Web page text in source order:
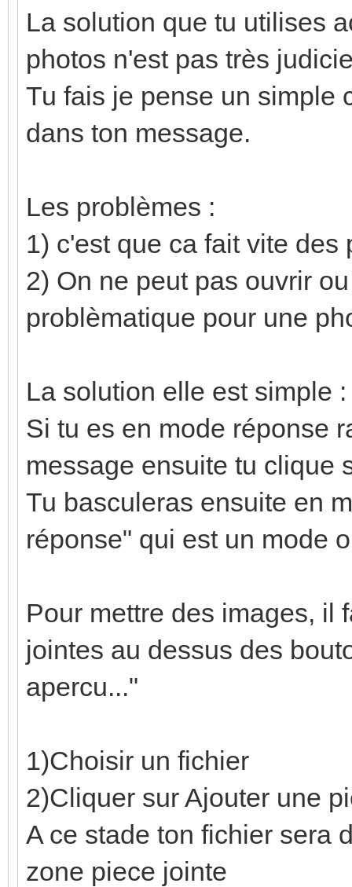
La solution que tu utilises
photos n'est pas très
Tu fais je pense un simple
dans ton message.
Les problèmes :
1) c'est que ca fait vite des
2) On ne peut pas ouvrir
problèmatique pour une
La solution elle est simple :
Si tu es en mode réponse
message ensuite tu clique
Tu basculeras ensuite en
réponse" qui est un mode
Pour mettre des images, il
jointes au dessus des
apercu..."
1)Choisir un fichier
2)Cliquer sur Ajouter une
A ce stade ton fichier sera
zone piece jointe